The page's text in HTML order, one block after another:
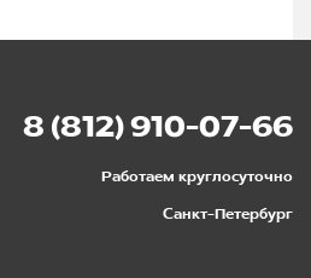
8 (812) 910-07-66
Работаем круглосуточно
Санкт-Петербург